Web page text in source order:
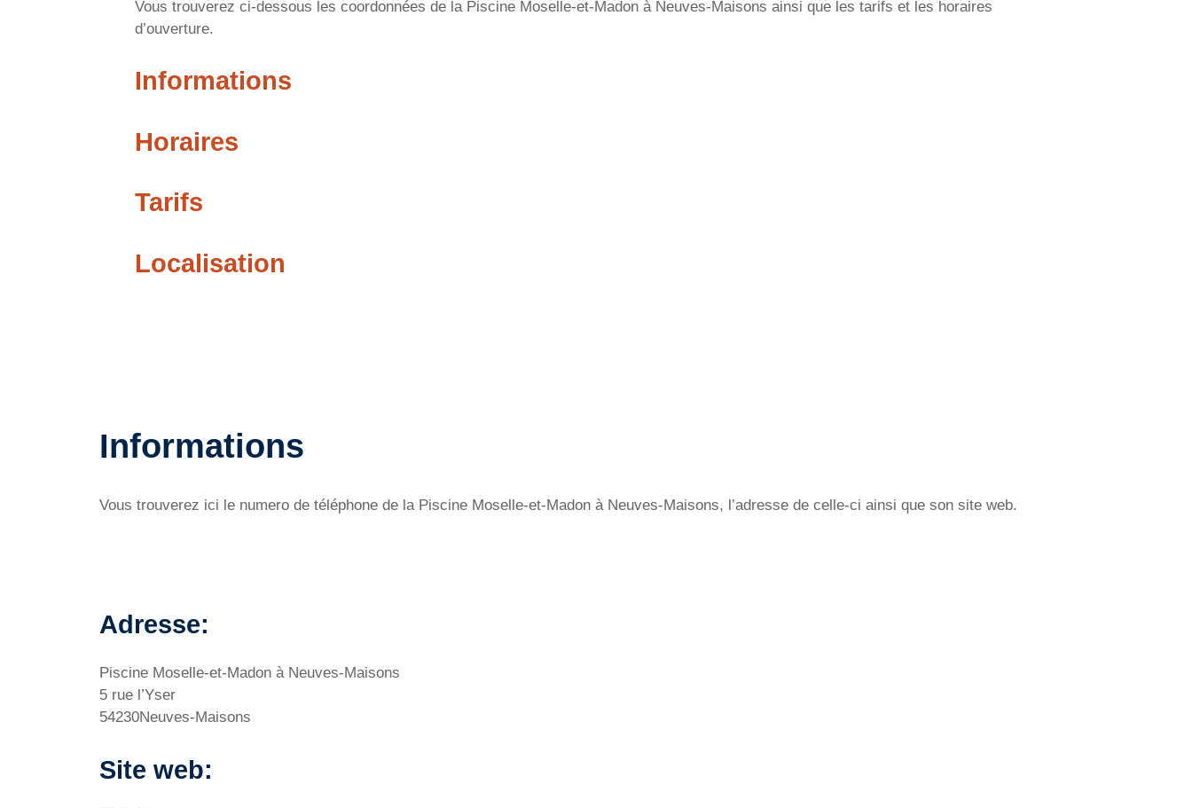
Vous trouverez ci-dessous les coordonnées de la Piscine Moselle-et-Madon à Neuves-Maisons ainsi que les tarifs et les horaires
d’ouverture.
Informations
Horaires
Tarifs
Localisation
Informations
Vous trouverez ici le numero de téléphone de la Piscine Moselle-et-Madon à Neuves-Maisons, l’adresse de celle-ci ainsi que son site web.
Adresse:
Piscine Moselle-et-Madon à Neuves-Maisons
5 rue l’Yser
54230Neuves-Maisons
Site web: